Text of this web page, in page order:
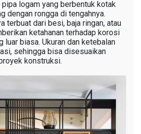
logam yang berbentuk kotak
dengan rongga di tengahnya.
terbuat dari besi, baja ringan, atau
ketahanan terhadap korosi
luar biasa. Ukuran dan ketebalan
sehingga bisa disesuaikan
konstruksi.